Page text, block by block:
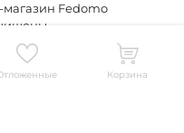
магазин Fedomo
—
Корзина